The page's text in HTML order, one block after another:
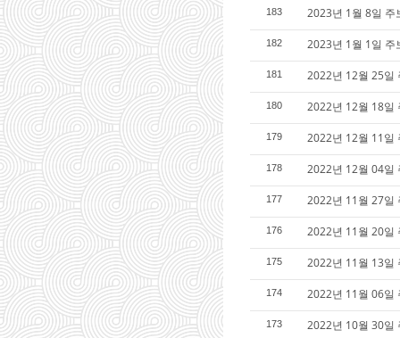
183 2023년 1월 8일 주
182 2023년 1월 1일 주
181 2022년 12월 25일
180 2022년 12월 18일
179 2022년 12월 11일
178 2022년 12월 04일
177 2022년 11월 27일
176 2022년 11월 20일
175 2022년 11월 13일
174 2022년 11월 06일
173 2022년 10월 30일